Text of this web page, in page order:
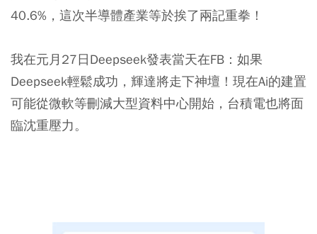
40.6%，這次半導體產業等於挨了兩記重拳！
我在元月27日Deepseek發表當天在FB：如果
Deepseek輕鬆成功，輝達將走下神壇！現在Ai的建置
可能從微軟等刪減大型資料中心開始，台積電也將面
臨沈重壓力。